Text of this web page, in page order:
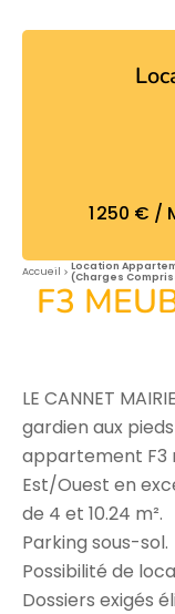
1 250 € /
Accueil
Location
(Charges
F3
LE CANNET
gardien aux
appartement F3
Est/Ouest en
de 4 et 10.24 m².
Parking sous-sol.
Possibilité de
Dossiers exigés